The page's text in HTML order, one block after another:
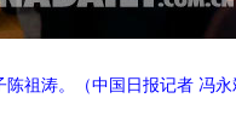
祖涛。（中国日报记者 冯永